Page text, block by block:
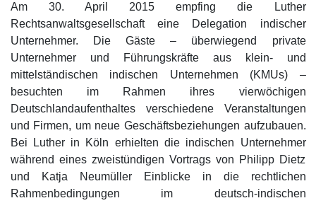
Am 30. April 2015 empfing die Luther
Rechtsanwaltsgesellschaft eine Delegation indischer
Unternehmer. Die Gäste – überwiegend private
Unternehmer und Führungskräfte aus klein- und
mittelständischen indischen Unternehmen (KMUs) –
besuchten im Rahmen ihres vierwöchigen
Deutschlandaufenthaltes verschiedene Veranstaltungen
und Firmen, um neue Geschäftsbeziehungen aufzubauen.
Bei Luther in Köln erhielten die indischen Unternehmer
während eines zweistündigen Vortrags von Philipp Dietz
und Katja Neumüller Einblicke in die rechtlichen
Rahmenbedingungen im deutsch-indischen